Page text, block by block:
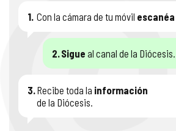
1. Con la cámara de tu móvil escanéa
2.Sigue al canal de la Diócesis.
3.Recibe toda la información
de la Diócesis.